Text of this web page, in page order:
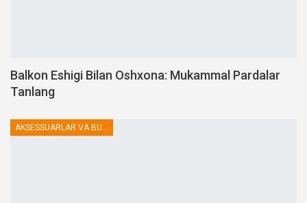
Balkon Eshigi Bilan Oshxona: Mukammal Pardalar
Tanlang
AKSESSUARLAR VA BUTLOVCHILAR